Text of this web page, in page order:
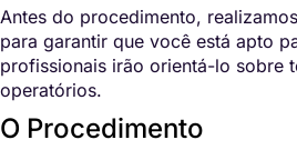
Antes do procedimento,
para garantir que você está apto
profissionais irão orientá-lo sobre
operatórios.
O Procedimento